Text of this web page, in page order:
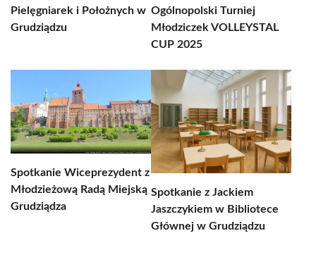
Pielęgniarek i Położnych w
Grudziądzu
Ogólnopolski Turniej
Młodziczek VOLLEYSTAL
CUP 2025
Spotkanie Wiceprezydent z
Młodzieżową Radą Miejską
Grudziądza
Spotkanie z Jackiem
Jaszczykiem w Bibliotece
Głównej w Grudziądzu